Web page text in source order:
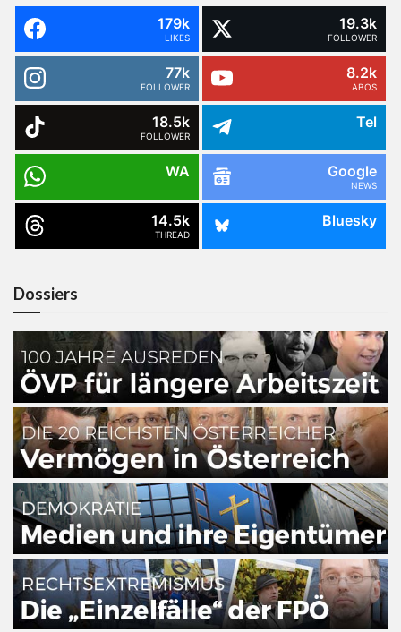
179k
LIKES
19.3k
FOLLOWER
77k
FOLLOWER
8.2k
ABOS
18.5k
FOLLOWER
Tel
WA Google
NEWS
14.5k
THREAD
Bluesky
Dossiers